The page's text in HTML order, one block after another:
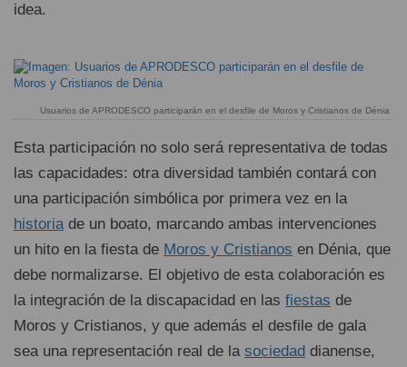
idea.
Usuarios de APRODESCO participarán en el desfile de Moros y Cristianos de Dénia
Esta participación no solo será representativa de todas
las capacidades: otra diversidad también contará con
una participación simbólica por primera vez en la
historiade un boato, marcando ambas intervenciones
un hito en la fiesta de Moros y Cristianos en Dénia, que
debe normalizarse. El objetivo de esta colaboración es
la integración de la discapacidad en las fiestas de
Moros y Cristianos, y que además el desfile de gala
sea una representación real de la sociedad dianense,